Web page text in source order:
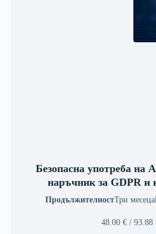
Безопасна употреба на
наръчник за GDPR и
ПродължителностТри месеца
48.00 €/ 93.88